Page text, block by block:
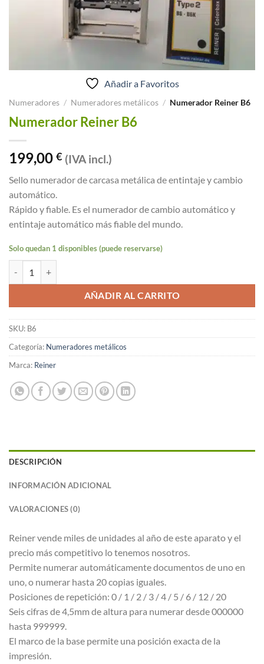
Añadir a Favoritos
Numeradores / Numeradores metálicos / Numerador Reiner B6
Numerador Reiner B6
199,00 € (IVA incl.)
Sello numerador de carcasa metálica de entintaje y cambio
automático.
Rápido y fiable. Es el numerador de cambio automático y
entintaje automático más fiable del mundo.
Solo quedan 1 disponibles (puede reservarse)
AÑADIR AL CARRITO
SKU: B6
Categoría: Numeradores metálicos
Marca: Reiner
DESCRIPCIÓN
INFORMACIÓN ADICIONAL
VALORACIONES (0)
Reiner vende miles de unidades al año de este aparato y el
precio más competitivo lo tenemos nosotros.
Permite numerar automáticamente documentos de uno en
uno, o numerar hasta 20 copias iguales.
Posiciones de repetición: 0 / 1 / 2 / 3 / 4 / 5 / 6 / 12 / 20
Seis cifras de 4,5mm de altura para numerar desde 000000
hasta 999999.
El marco de la base permite una posición exacta de la
impresión.